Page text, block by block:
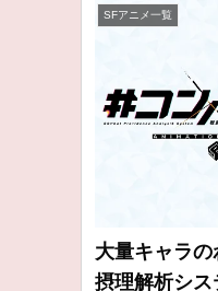
SFアニメ一覧
大量キャラ
摂理解析シス